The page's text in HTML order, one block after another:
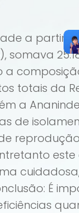
a partir
a
totais da
a
de
É